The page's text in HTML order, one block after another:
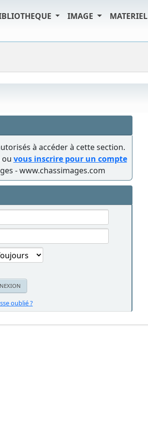
IMAGE MATERIEL
à accéder à cette section.
ou vous inscrire pour un compte
- www.chassimages.com
oublié ?